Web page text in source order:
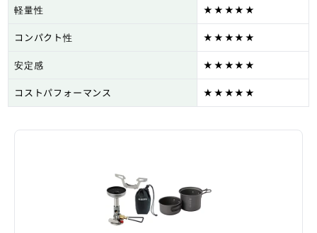
軽量性 ★★★★★
コンパクト性 ★★★★★
安定感 ★★★★★
コストパフォーマンス ★★★★★